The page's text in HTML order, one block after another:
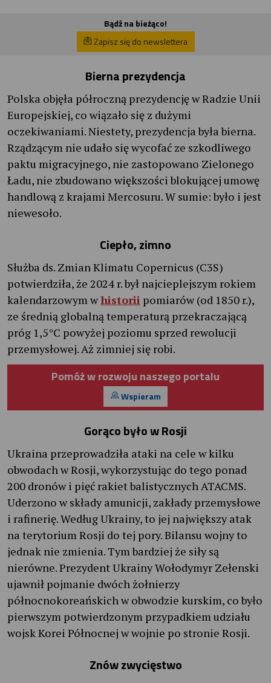
Bądź na bieżąco!
Zapisz się do newslettera
Bierna prezydencja
Polska objęła półroczną prezydencję w Radzie Unii
Europejskiej, co wiązało się z dużymi
oczekiwaniami. Niestety, prezydencja była bierna.
Rządzącym nie udało się wycofać ze szkodliwego
paktu migracyjnego, nie zastopowano Zielonego
Ładu, nie zbudowano większości blokującej umowę
handlową z krajami Mercosuru. W sumie: było i jest
niewesoło.
Ciepło, zimno
Służba ds. Zmian Klimatu Copernicus (C3S)
potwierdziła, że 2024 r. był najcieplejszym rokiem
kalendarzowym whistorii pomiarów (od 1850 r.),
ze średnią globalną temperaturą przekraczającą
próg 1,5°C powyżej poziomu sprzed rewolucji
przemysłowej. Aż zimniej się robi.
Pomóż w rozwoju naszego portalu
Wspieram
Gorąco było w Rosji
Ukraina przeprowadziła ataki na cele w kilku
obwodach w Rosji, wykorzystując do tego ponad
200 dronów i pięć rakiet balistycznych ATACMS.
Uderzono w składy amunicji, zakłady przemysłowe
i rafinerię. Według Ukrainy, to jej największy atak
na terytorium Rosji do tej pory. Bilansu wojny to
jednak nie zmienia. Tym bardziej że siły są
nierówne. Prezydent Ukrainy Wołodymyr Zełenski
ujawnił pojmanie dwóch żołnierzy
północnokoreańskich w obwodzie kurskim, co było
pierwszym potwierdzonym przypadkiem udziału
wojsk Korei Północnej w wojnie po stronie Rosji.
Znów zwycięstwo